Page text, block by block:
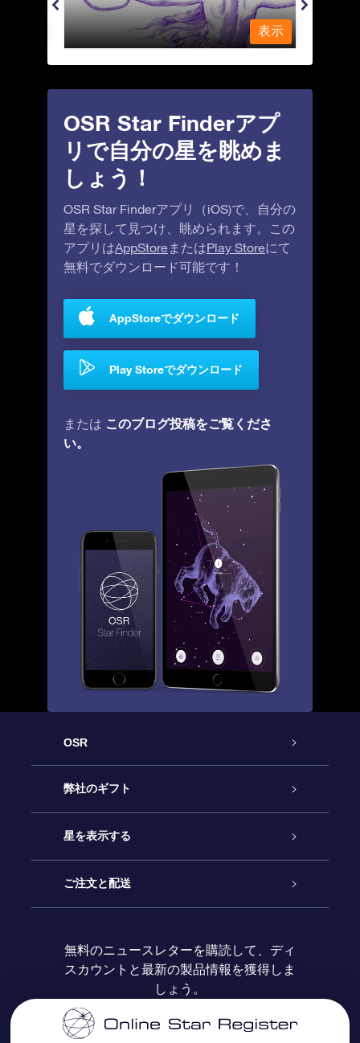
表示
OSR Star Finderアプ
リで自分の星を眺めま
しょう！
OSR Star Finderアプリ（iOS)で、自分の
星を探して見つけ、眺められます。この
アプリはAppStore またはPlay Storeにて
無料でダウンロード可能です！
AppStoreでダウンロード
Play Storeでダウンロード
または このブログ投稿をご覧くださ
い。
OSR
カスタマーサービス
お問い合わせ
ブログ
レビュー
弊社のギフト
Online Starギフト
OSRギフトパック
OSR ギフトカード
法人ギフト
星を表示する
星の登録
カスタマイズされたStar Page
One Million Stars
ご注文と配送
お支払いに関する情報
配送に関する情報
無料のニュースレターを購読して、ディ
スカウントと最新の製品情報を獲得しま
しょう。